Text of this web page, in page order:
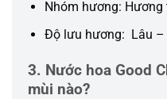
Nhóm hương:
Độ lưu hương: Lâu –
3. Nước hoa Good
mùi nào?